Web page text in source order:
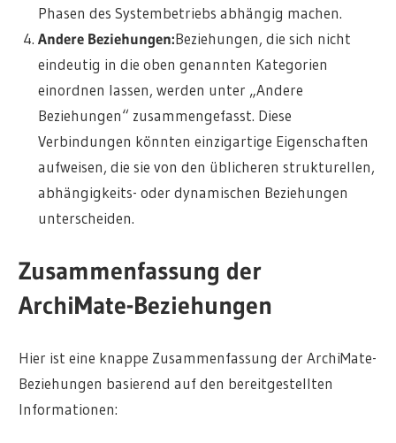
Phasen des Systembetriebs abhängig machen.
Andere Beziehungen:Beziehungen, die sich nicht
eindeutig in die oben genannten Kategorien
einordnen lassen, werden unter „Andere
Beziehungen“ zusammengefasst. Diese
Verbindungen könnten einzigartige Eigenschaften
aufweisen, die sie von den üblicheren strukturellen,
abhängigkeits- oder dynamischen Beziehungen
unterscheiden.
Zusammenfassung der
ArchiMate-Beziehungen
Hier ist eine knappe Zusammenfassung der ArchiMate-
Beziehungen basierend auf den bereitgestellten
Informationen: